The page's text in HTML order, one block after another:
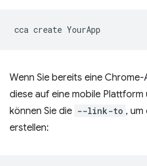
cca create
Wenn Sie bereits eine
diese auf eine mobile
können Sie die --link-to , um
erstellen: